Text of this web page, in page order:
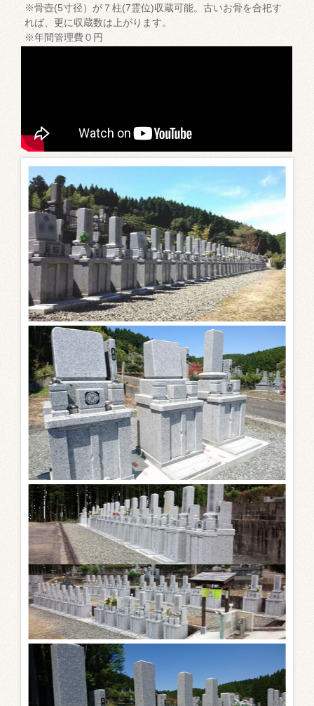
※骨壺(5寸径）が７柱(7霊位)収蔵可能。古いお骨を合祀す
れば、更に収蔵数は上がります。
※年間管理費０円